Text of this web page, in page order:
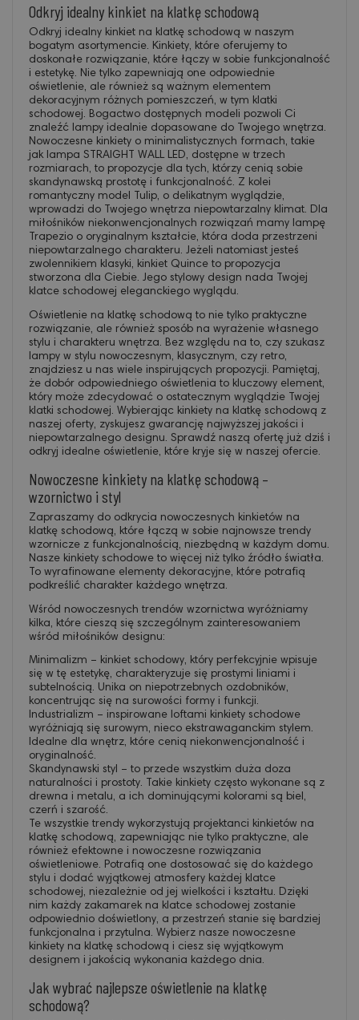
Odkryj idealny kinkiet na klatkę schodową
Odkryj idealny kinkiet na klatkę schodową w naszym
bogatym asortymencie. Kinkiety, które oferujemy to
doskonałe rozwiązanie, które łączy w sobie funkcjonalność
i estetykę. Nie tylko zapewniają one odpowiednie
oświetlenie, ale również są ważnym elementem
dekoracyjnym różnych pomieszczeń, w tym klatki
schodowej. Bogactwo dostępnych modeli pozwoli Ci
znaleźć lampy idealnie dopasowane do Twojego wnętrza.
Nowoczesne kinkiety o minimalistycznych formach, takie
jak lampa STRAIGHT WALL LED, dostępne w trzech
rozmiarach, to propozycje dla tych, którzy cenią sobie
skandynawską prostotę i funkcjonalność. Z kolei
romantyczny model Tulip, o delikatnym wyglądzie,
wprowadzi do Twojego wnętrza niepowtarzalny klimat. Dla
miłośników niekonwencjonalnych rozwiązań mamy lampę
Trapezio o oryginalnym kształcie, która doda przestrzeni
niepowtarzalnego charakteru. Jeżeli natomiast jesteś
zwolennikiem klasyki, kinkiet Quince to propozycja
stworzona dla Ciebie. Jego stylowy design nada Twojej
klatce schodowej eleganckiego wyglądu.
Oświetlenie na klatkę schodową to nie tylko praktyczne
rozwiązanie, ale również sposób na wyrażenie własnego
stylu i charakteru wnętrza. Bez względu na to, czy szukasz
lampy w stylu nowoczesnym, klasycznym, czy retro,
znajdziesz u nas wiele inspirujących propozycji. Pamiętaj,
że dobór odpowiedniego oświetlenia to kluczowy element,
który może zdecydować o ostatecznym wyglądzie Twojej
klatki schodowej. Wybierając kinkiety na klatkę schodową z
naszej oferty, zyskujesz gwarancję najwyższej jakości i
niepowtarzalnego designu. Sprawdź naszą ofertę już dziś i
odkryj idealne oświetlenie, które kryje się w naszej ofercie.
Nowoczesne kinkiety na klatkę schodową –
wzornictwo i styl
Zapraszamy do odkrycia nowoczesnych kinkietów na
klatkę schodową, które łączą w sobie najnowsze trendy
wzornicze z funkcjonalnością, niezbędną w każdym domu.
Nasze kinkiety schodowe to więcej niż tylko źródło światła.
To wyrafinowane elementy dekoracyjne, które potrafią
podkreślić charakter każdego wnętrza.
Wśród nowoczesnych trendów wzornictwa wyróżniamy
kilka, które cieszą się szczególnym zainteresowaniem
wśród miłośników designu:
Minimalizm – kinkiet schodowy, który perfekcyjnie wpisuje
się w tę estetykę, charakteryzuje się prostymi liniami i
subtelnością. Unika on niepotrzebnych ozdobników,
koncentrując się na surowości formy i funkcji.
Industrializm – inspirowane loftami kinkiety schodowe
wyróżniają się surowym, nieco ekstrawaganckim stylem.
Idealne dla wnętrz, które cenią niekonwencjonalność i
oryginalność.
Skandynawski styl – to przede wszystkim duża doza
naturalności i prostoty. Takie kinkiety często wykonane są z
drewna i metalu, a ich dominującymi kolorami są biel,
czerń i szarość.
Te wszystkie trendy wykorzystują projektanci kinkietów na
klatkę schodową, zapewniając nie tylko praktyczne, ale
również efektowne i nowoczesne rozwiązania
oświetleniowe. Potrafią one dostosować się do każdego
stylu i dodać wyjątkowej atmosfery każdej klatce
schodowej, niezależnie od jej wielkości i kształtu. Dzięki
nim każdy zakamarek na klatce schodowej zostanie
odpowiednio doświetlony, a przestrzeń stanie się bardziej
funkcjonalna i przytulna. Wybierz nasze nowoczesne
kinkiety na klatkę schodową i ciesz się wyjątkowym
designem i jakością wykonania każdego dnia.
Jak wybrać najlepsze oświetlenie na klatkę
schodową?